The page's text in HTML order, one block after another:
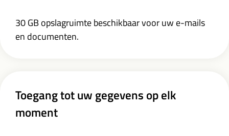
30 GB opslagruimte beschikbaar voor uw e-mails
en documenten.
Toegang tot uw gegevens op elk
moment